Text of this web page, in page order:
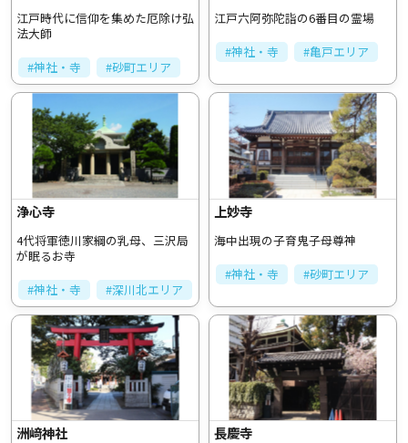
江戸時代に信仰を集めた厄除け弘
法大師
#神社・寺
#砂町エリア
江戸六阿弥陀詣の6番目の霊場
#神社・寺
#亀戸エリア
浄心寺
4代将軍徳川家綱の乳母、三沢局
が眠るお寺
#神社・寺
#深川北エリア
上妙寺
海中出現の子育鬼子母尊神
#神社・寺
#砂町エリア
洲﨑神社 長慶寺